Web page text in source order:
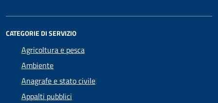
CATEGORIE DI SERVIZIO
Agricoltura e pesca
Ambiente
Anagrafe e stato civile
Appalti pubblici